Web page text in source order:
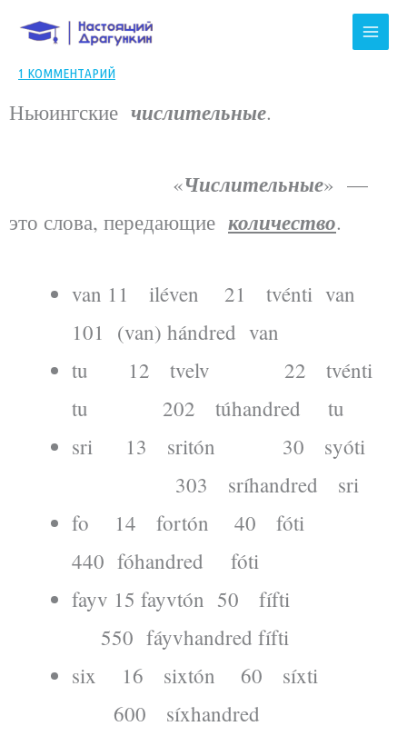
1 КОММЕНТАРИЙ
Ньюингские числительные.
«Числительные» —
это слова, передающие количество.
van 11 iléven 21 tvénti van
101 (van) hándred van
tu 12 tvelv 22 tvénti
tu 202 túhandred tu
sri 13 sritón 30 syóti
303 sríhandred sri
fo 14 fortón 40 fóti
440 fóhandred fóti
fayv 15 fayvtón 50 fífti
550 fáyvhandred fífti
six 16 sixtón 60 síxti
600 síxhandred